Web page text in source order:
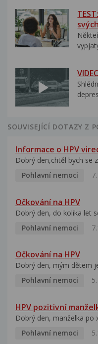
SOUVISEJÍCÍ DOTAZY Z
Informace o HPV
Dobrý den,chtěl bych se
Pohlavní nemoci
Očkování na HPV
Dobrý den, do kolika let
Pohlavní nemoci
Očkování na HPV
Dobrý den, mým dětem
Pohlavní nemoci
HPV pozitivní
Dobrý den, manželka po
Pohlavní nemoci